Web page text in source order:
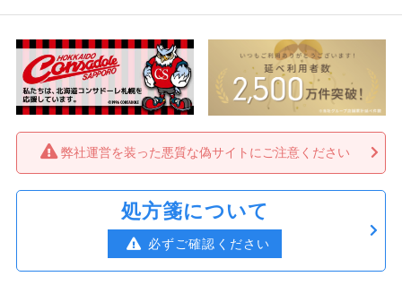
弊社運営を装った悪質な偽サイトにご注意ください
処方箋について
必ずご確認ください